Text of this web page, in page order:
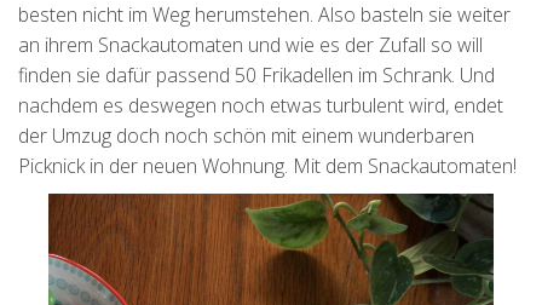
besten nicht im Weg herumstehen. Also basteln sie weiter
an ihrem Snackautomaten und wie es der Zufall so will
finden sie dafür passend 50 Frikadellen im Schrank. Und
nachdem es deswegen noch etwas turbulent wird, endet
der Umzug doch noch schön mit einem wunderbaren
Picknick in der neuen Wohnung. Mit dem Snackautomaten!